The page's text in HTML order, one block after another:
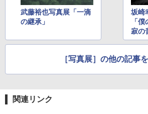
武藤裕也写真展「一滴
の継承」
坂崎
「
寂の
［写真展］の他の記事
関連リンク